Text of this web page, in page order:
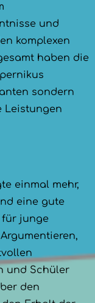
und
komplexen
haben die
sondern
Leistungen
einmal mehr,
eine gute
für junge
und Schüler
den